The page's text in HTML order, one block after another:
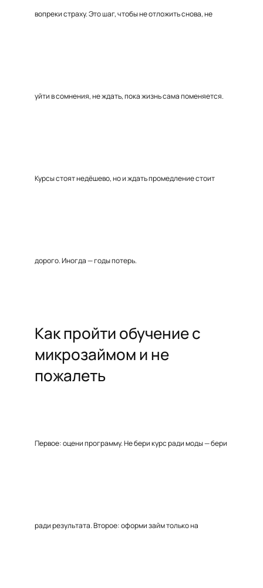
вопреки страху. Это шаг, чтобы не отложить снова, не
уйти в сомнения, не ждать, пока жизнь сама поменяется.
Курсы стоят недёшево, но и ждать промедление стоит
дорого. Иногда — годы потерь.
Как пройти обучение с
микрозаймом и не
пожалеть
Первое: оцени программу. Не бери курс ради моды — бери
ради результата. Второе: оформи займ только на